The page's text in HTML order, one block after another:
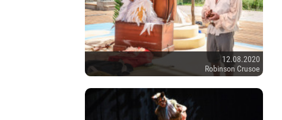
12.08.2020
Robinson Crusoe